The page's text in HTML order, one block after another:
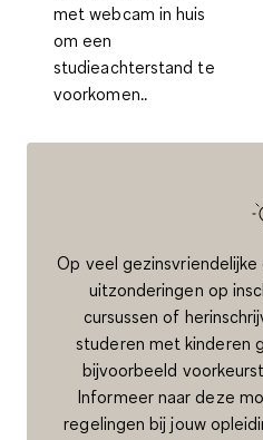
met webcam in huis
om een
studieachterstand te
voorkomen..
Op veel
uitzonderingen op
cursussen of
studeren met kinderen
bijvoorbeeld
Informeer naar deze
regelingen bij jouw